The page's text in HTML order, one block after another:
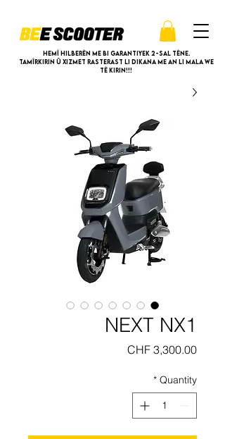
Hemî hilberên me bi garantiyek 2-sal têne.
Tamîrkirin û xizmet rasterast li dikana me an li mala we
tê kirin!!!
NEXT NX1
CHF 3,300.00
Price
Quantity
*